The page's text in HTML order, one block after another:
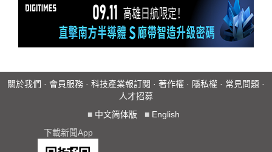
關於我們 · 會員服務 · 科技產業報訂閱 · 著作權 · 隱私權 · 常見問題 ·
人才招募
■ 中文简体版 ■ English
下載新聞App